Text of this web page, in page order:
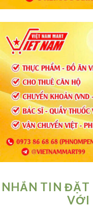
NHẮN TIN ĐẶT
VỚI